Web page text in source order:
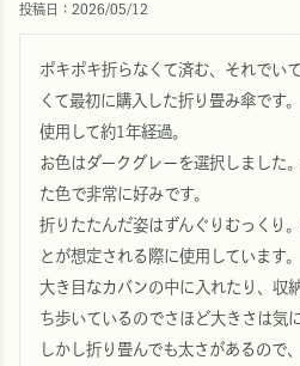
投稿日 2026/05/12
ポキポキ折らなくて済む、それでい
くて最初に購入した折り畳み傘です。
使用して約1年経過。
お色はダークグレーを選択しました
た色で非常に好みです。
折りたたんだ姿はずんぐりむっくり
とが想定される際に使用しています。
大き目なカバンの中に入れたり、収
ち歩いているのでさほど大きさは気
しかし折り畳んでも太さがあるので